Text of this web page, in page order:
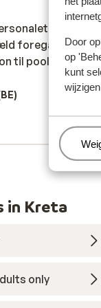
Door
op
kunt
3 okt.
fejlede
foregår alt
til pool party og
fejlede
foregår alt
til pool party og
in Kreta
only